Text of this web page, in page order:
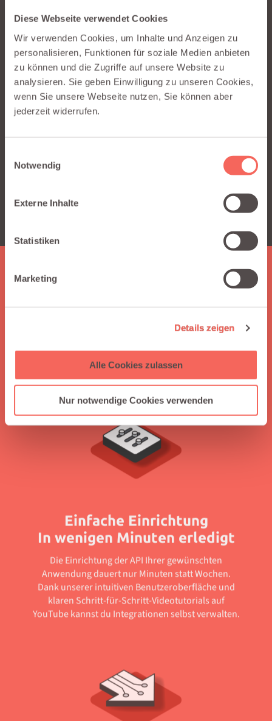
Diese Webseite verwendet Cookies
Wir verwenden Cookies, um Inhalte und Anzeigen zu
personalisieren, Funktionen für soziale Medien anbieten
zu können und die Zugriffe auf unsere Website zu
analysieren. Sie geben Einwilligung zu unseren Cookies,
wenn Sie unsere Webseite nutzen, Sie können aber
jederzeit widerrufen.
Notwendig
Externe Inhalte
Statistiken
Marketing
Details zeigen
Alle Cookies zulassen
Nur notwendige Cookies verwenden
ohne Code.
Dieser Inhalt wird von einer dritten Partei
gehostet (www.youtube-nocookie.com). Durch
die Anzeige der externen Inhalte akzeptieren Sie
EXTERNE INHALTE ANZEIGEN*
* Sie können Ihre Cookie-Präferenzen jederzeit auf unserer
Warum Integraid wählen?
nahtlos mit Salesforce verbindet, Arbeitsabläufe ohne
Integrationsmanagement ermöglicht und klare
Anleitungen durch einfach zu verstehende Tutorials bietet.
Einfache Einrichtung
In wenigen Minuten erledigt
Die Einrichtung der API Ihrer gewünschten
Anwendung dauert nur Minuten statt Wochen.
Dank unserer intuitiven Benutzeroberfläche und
klaren Schritt-für-Schritt-Videotutorials auf
YouTube kannst du Integrationen selbst verwalten.